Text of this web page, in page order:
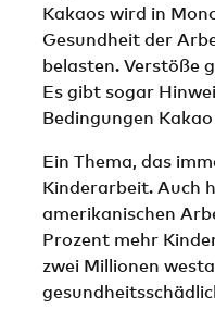
Kakaos wird in
Gesundheit der
belasten. Verstöße
Es gibt sogar
Bedingungen
Ein Thema, das
Kinderarbeit. Auch
amerikanischen
Prozent mehr
zwei Millionen